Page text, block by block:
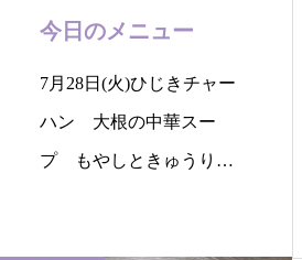
今日のメニュー
7月28日(火)ひじきチャー
ハン 大根の中華スー
プ もやしときゅうりの